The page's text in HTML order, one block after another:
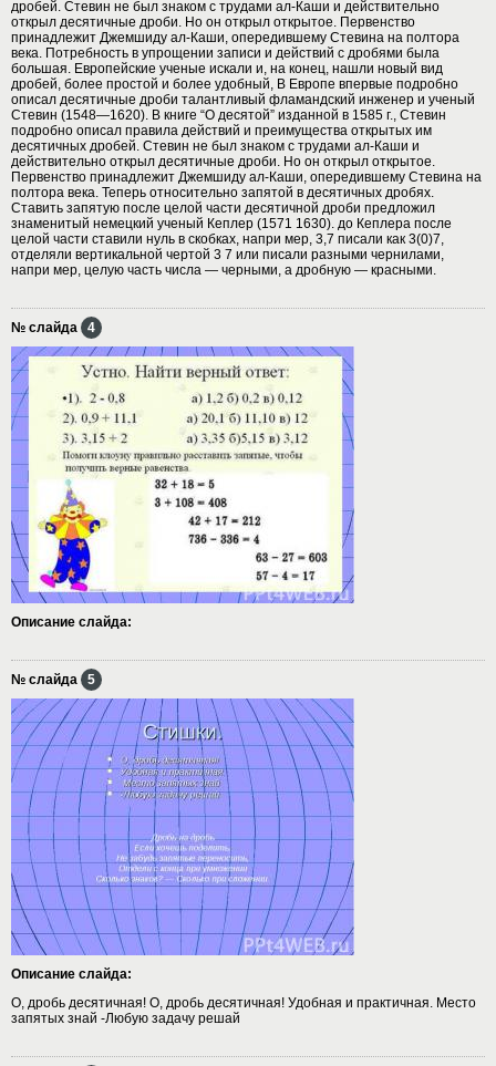
дробей. Стевин не был знаком с трудами ал-Каши и действительно
открыл десятичные дроби. Но он открыл открытое. Первенство
принадлежит Джемшиду ал-Каши, опередившему Стевина на полтора
века. Потребность в упрощении записи и действий с дробями была
большая. Европейские ученые искали и, на конец, нашли новый вид
дробей, более простой и более удобный, В Европе впервые подробно
описал десятичные дроби талантливый фламандский инженер и ученый
Стевин (1548—1620). В книге “О десятой” изданной в 1585 г., Стевин
подробно описал правила действий и преимущества открытых им
десятичных дробей. Стевин не был знаком с трудами ал-Каши и
действительно открыл десятичные дроби. Но он открыл открытое.
Первенство принадлежит Джемшиду ал-Каши, опередившему Стевина на
полтора века. Теперь относительно запятой в десятичных дробях.
Ставить запятую после целой части десятичной дроби предложил
знаменитый немецкий ученый Кеплер (1571 1630). до Кеплера после
целой части ставили нуль в скобках, напри мер, 3,7 писали как 3(0)7,
отделяли вертикальной чертой 3 7 или писали разными чернилами,
напри мер, целую часть числа — черными, а дробную — красными.
№ слайда 4
Описание слайда:
№ слайда 5
Описание слайда:
О, дробь десятичная! О, дробь десятичная! Удобная и практичная. Место
запятых знай -Любую задачу решай